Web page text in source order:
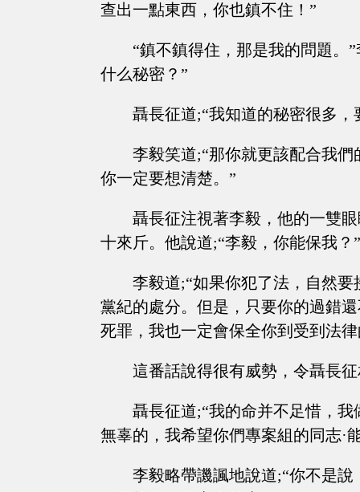
查出一點東西，你也鎮不住！”
“鎮不鎮得住，那是我的問題。
什么秘密？”
聶長征道;“我知道的秘密很多，
李毅笑道;“那你就更該配合我
你一定要想清楚。”
聶長征注視著李毅，他的一雙
十來斤。他說道;“李毅，你能保我？”
李毅道;“如果你犯了法，自然
黨紀的處分。但是，只要你的過錯
死罪，我也一定會保全你到受到法
這番話說得很有威勢，令聶長
聶長征道;“我的命并不足惜，
無辜的，我希望你們專案組的同志·
李毅略帶譏諷地說道;“你不是